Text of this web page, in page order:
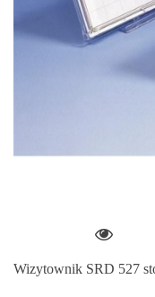
Wizytownik SRD 527